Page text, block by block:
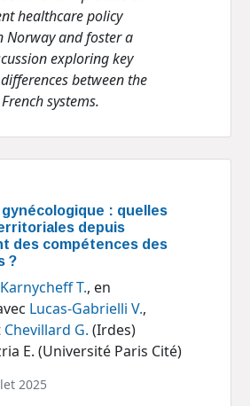
healthcare policy
Norway and foster a
exploring key
between the
systems.
: quelles
depuis
des compétences des
?
Karnycheff T., en
Lucas-Gabrielli V.,
Chevillard G. (Irdes)
E. (Université Paris Cité)
2025